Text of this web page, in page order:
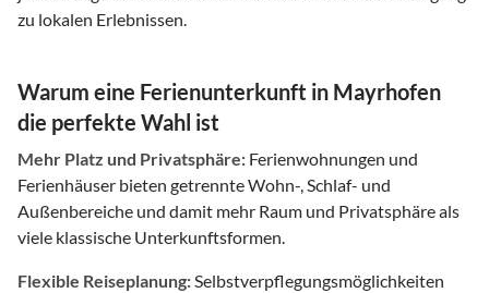
zu lokalen Erlebnissen.
Warum eine Ferienunterkunft in Mayrhofen
die perfekte Wahl ist
Mehr Platz und Privatsphäre: Ferienwohnungen und
Ferienhäuser bieten getrennte Wohn-, Schlaf- und
Außenbereiche und damit mehr Raum und Privatsphäre als
viele klassische Unterkunftsformen.
Flexible Reiseplanung:Selbstverpflegungsmöglichkeiten